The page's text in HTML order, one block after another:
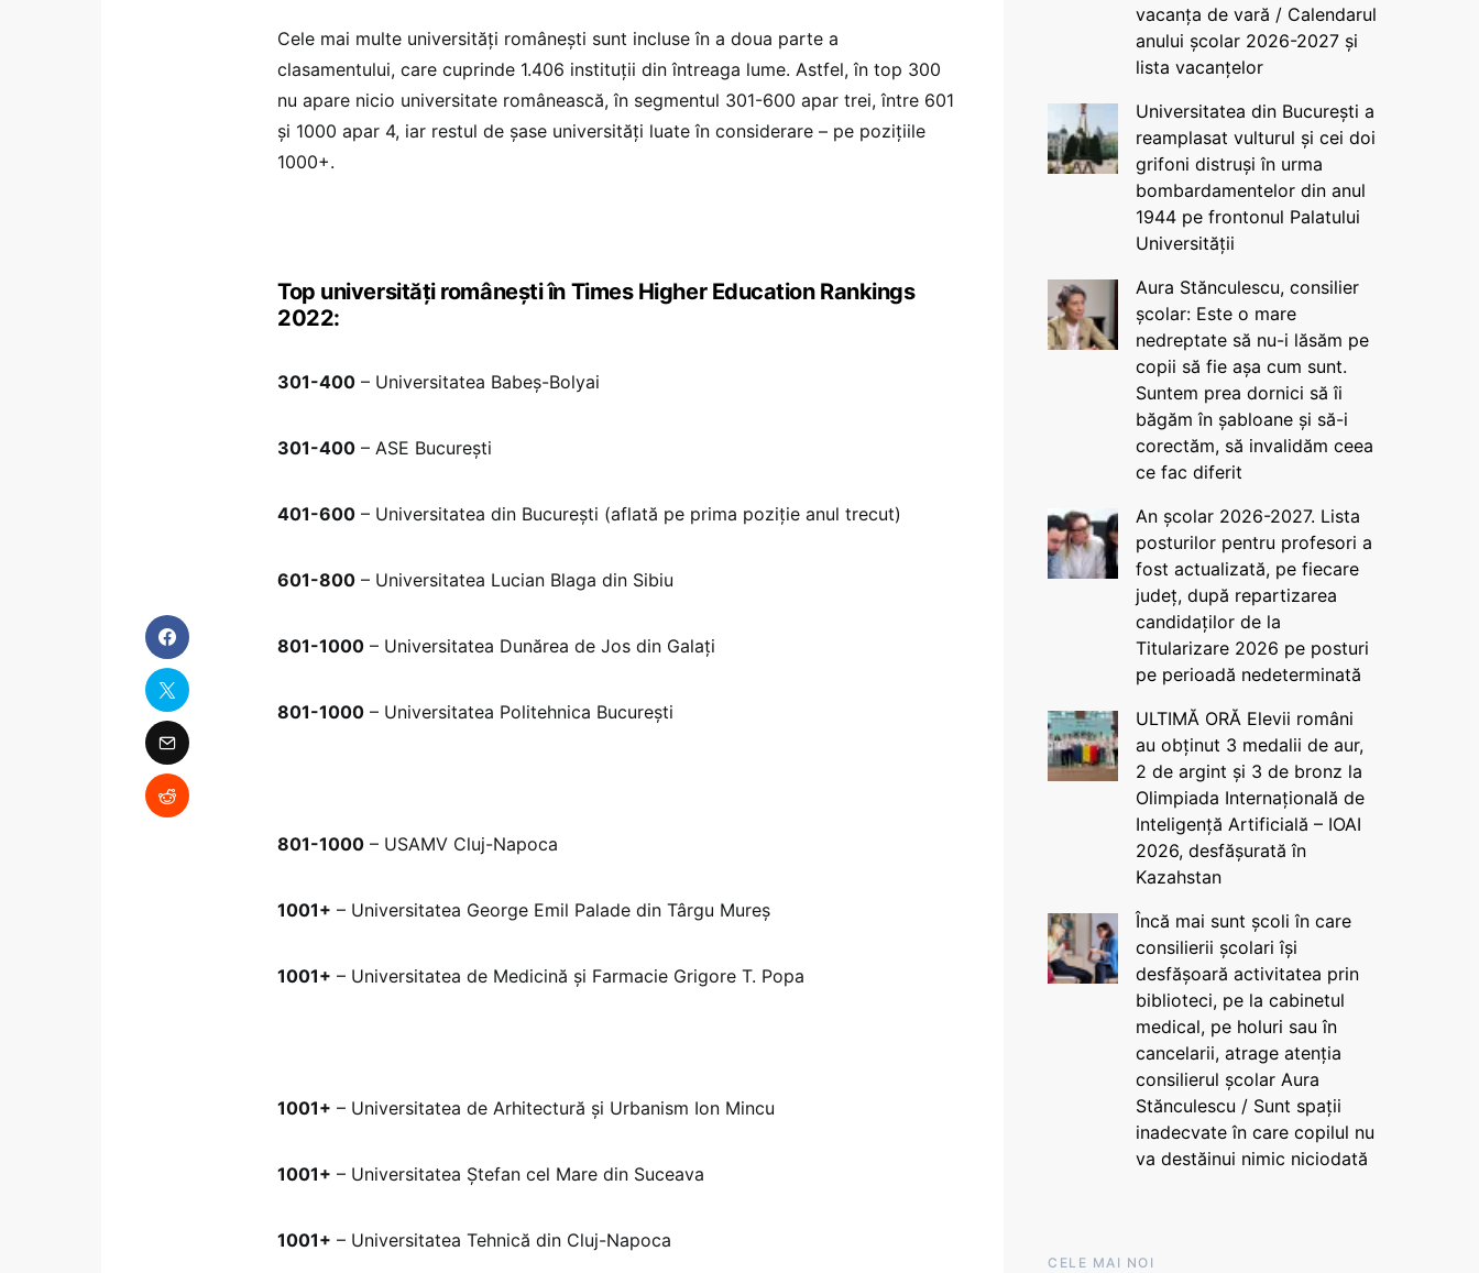
Cele mai multe universități românești sunt incluse în a doua parte a
clasamentului, care cuprinde 1.406 instituții din întreaga lume. Astfel, în top 300
nu apare nicio universitate românească, în segmentul 301-600 apar trei, între 601
și 1000 apar 4, iar restul de șase universități luate în considerare – pe pozițiile
1000+.
Top universități românești în Times Higher Education Rankings
2022:
301-400 – Universitatea Babeș-Bolyai
301-400 – ASE București
401-600 – Universitatea din București (aflată pe prima poziție anul trecut)
601-800 – Universitatea Lucian Blaga din Sibiu
801-1000 – Universitatea Dunărea de Jos din Galați
801-1000 – Universitatea Politehnica București
801-1000 – USAMV Cluj-Napoca
1001+ – Universitatea George Emil Palade din Târgu Mureș
1001+ – Universitatea de Medicină și Farmacie Grigore T. Popa
1001+ – Universitatea de Arhitectură și Urbanism Ion Mincu
1001+ – Universitatea Ștefan cel Mare din Suceava
1001+ – Universitatea Tehnică din Cluj-Napoca
vacanța de vară / Calendarul
anului școlar 2026-2027 și
lista vacanțelor
Universitatea din București a
reamplasat vulturul și cei doi
grifoni distruși în urma
bombardamentelor din anul
1944 pe frontonul Palatului
Universității
Aura Stănculescu, consilier
școlar: Este o mare
nedreptate să nu-i lăsăm pe
copii să fie așa cum sunt.
Suntem prea dornici să îi
băgăm în șabloane și să-i
corectăm, să invalidăm ceea
ce fac diferit
An școlar 2026-2027. Lista
posturilor pentru profesori a
fost actualizată, pe fiecare
județ, după repartizarea
candidaților de la
Titularizare 2026 pe posturi
pe perioadă nedeterminată
ULTIMĂ ORĂ Elevii români
au obținut 3 medalii de aur,
2 de argint și 3 de bronz la
Olimpiada Internațională de
Inteligență Artificială – IOAI
2026, desfășurată în
Kazahstan
Încă mai sunt școli în care
consilierii școlari își
desfășoară activitatea prin
biblioteci, pe la cabinetul
medical, pe holuri sau în
cancelarii, atrage atenția
consilierul școlar Aura
Stănculescu / Sunt spații
inadecvate în care copilul nu
va destăinui nimic niciodată
CELE MAI NOI